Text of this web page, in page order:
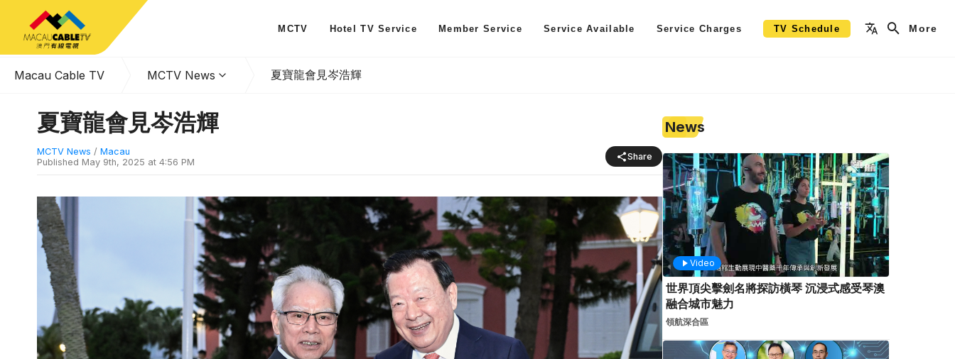
MCTV Hotel TV Service Member Service Service Available Service Charges TV Schedule More
Macau Cable TV MCTV News 夏寶龍會見岑浩輝
夏寶龍會見岑浩輝
MCTV News / Macau
Published May 9th, 2025 at 4:56 PM
Share
News
Video
世界頂尖擊劍名將探訪橫琴 沉浸式感受琴澳
融合城市魅力
領航深合區